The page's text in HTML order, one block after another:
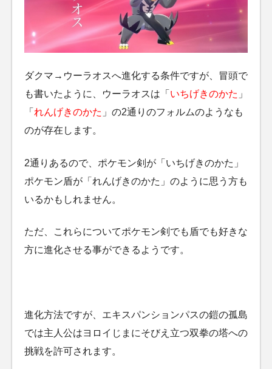
ダクマ→ウーラオスへ進化する条件ですが、冒頭で
も書いたように、ウーラオスは「 いちげきのかた 」
「 れんげきのかた 」の2通りのフォルムのようなも
のが存在します。
2通りあるので、ポケモン剣が「いちげきのかた」
ポケモン盾が「れんげきのかた」のように思う方も
いるかもしれません。
ただ、これらについてポケモン剣でも盾でも好きな
方に進化させる事ができるようです。
進化方法ですが、エキスパンションパスの鎧の孤島
では主人公はヨロイじまにそびえ立つ双拳の塔への
挑戦を許可されます。